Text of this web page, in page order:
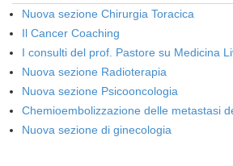
Nuova sezione Chirurgia Toracica
Il Cancer Coaching
I consulti del prof. Pastore su Medicina
Nuova sezione Radioterapia
Nuova sezione Psicooncologia
Chemioembolizzazione delle metastasi
Nuova sezione di ginecologia